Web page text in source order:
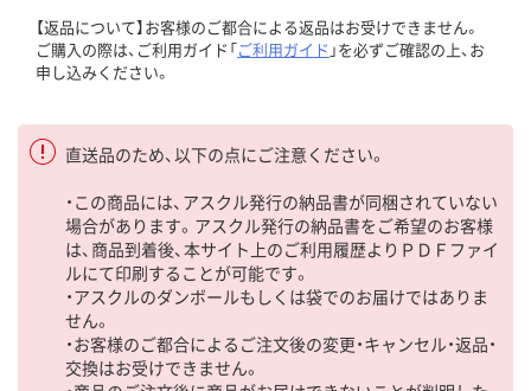
【返品について】お客様のご都合による返品はお受けできません。
ご購入の際は、ご利用ガイド「ご利用ガイド 」を必ずご確認の上、お
申し込みください。
直送品のため、以下の点にご注意ください。
・この商品には、アスクル発行の納品書が同梱されていない
場合があります。アスクル発行の納品書をご希望のお客様
は、商品到着後、本サイト上のご利用履歴よりＰＤＦファイ
ルにて印刷することが可能です。
・アスクルのダンボールもしくは袋でのお届けではありま
せん。
・お客様のご都合によるご注文後の変更・キャンセル・返品・
交換はお受けできません。